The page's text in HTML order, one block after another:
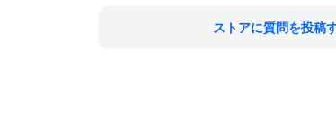
ストアに質問を投稿